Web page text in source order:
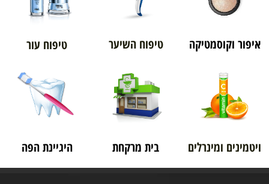
איפור וקוסמטיקה טיפוח השיער טיפוח עור
ויטמינים ומינרלים בית מרקחת היגיינת הפה